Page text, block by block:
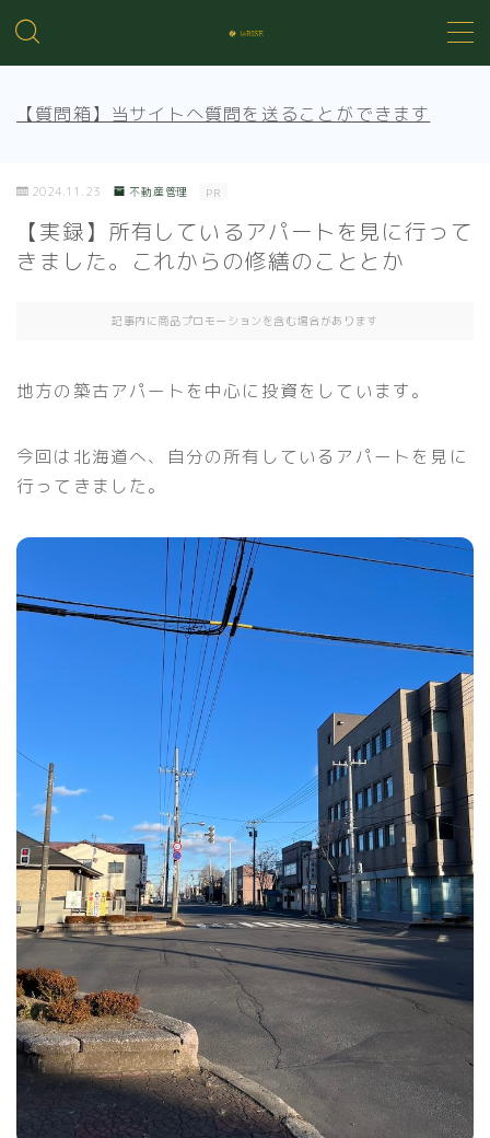
売買知識
賃貸トラブル
【質問箱】当サイトへ質問を送ることができます
2024.11.23 不動産管理 PR
【実録】所有しているアパートを見に行って
きました。これからの修繕のこととか
記事内に商品プロモーションを含む場合があります
地方の築古アパートを中心に投資をしています。
今回は北海道へ、自分の所有しているアパートを見に
行ってきました。